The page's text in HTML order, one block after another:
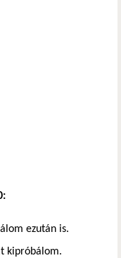
ezután is.
kipróbálom.